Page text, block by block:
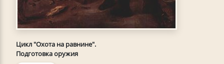
Цикл "Охота на равнине".
Подготовка оружия